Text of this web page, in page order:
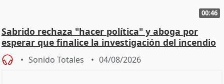
00:46
Sabrido rechaza "hacer política" y aboga por
esperar que finalice la investigación del incendio
Sonido Totales 04/08/2026